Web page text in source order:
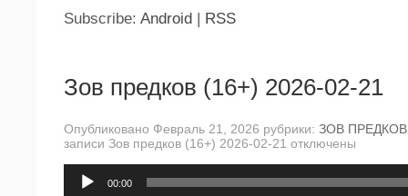
Subscribe: Android | RSS
Зов предков (16+) 2026-02-21
Опубликовано Февраль 21, 2026 рубрики: ЗОВ ПРЕДКОВ
записи Зов предков (16+) 2026-02-21 отключены
00:00